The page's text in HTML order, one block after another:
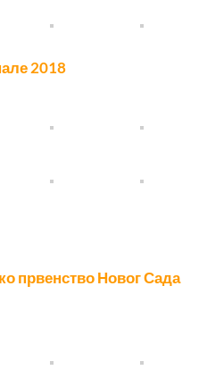
2018
првенство Новог Сада